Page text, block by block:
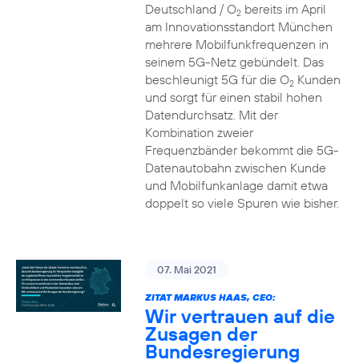
Deutschland / O2bereits im April
am Innovationsstandort München
mehrere Mobilfunkfrequenzen in
seinem 5G-Netz gebündelt. Das
beschleunigt 5G für die O2Kunden
und sorgt für einen stabil hohen
Datendurchsatz. Mit der
Kombination zweier
Frequenzbänder bekommt die 5G-
Datenautobahn zwischen Kunde
und Mobilfunkanlage damit etwa
doppelt so viele Spuren wie bisher.
07. Mai 2021
ZITAT MARKUS HAAS, CEO:
Wir vertrauen auf die
Zusagen der
Bundesregierung